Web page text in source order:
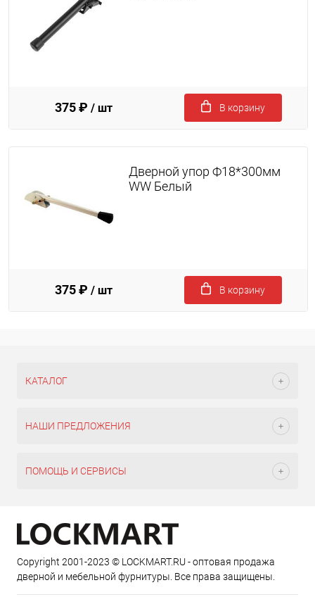
375 ₽ / шт В корзину
Дверной упор Ф18*300мм
WW Белый
375 ₽ / шт В корзину
КАТАЛОГ
НАШИ ПРЕДЛОЖЕНИЯ
ПОМОЩЬ И СЕРВИСЫ
Copyright 2001-2023 © LOCKMART.RU - оптовая продажа
дверной и мебельной фурнитуры. Все права защищены.